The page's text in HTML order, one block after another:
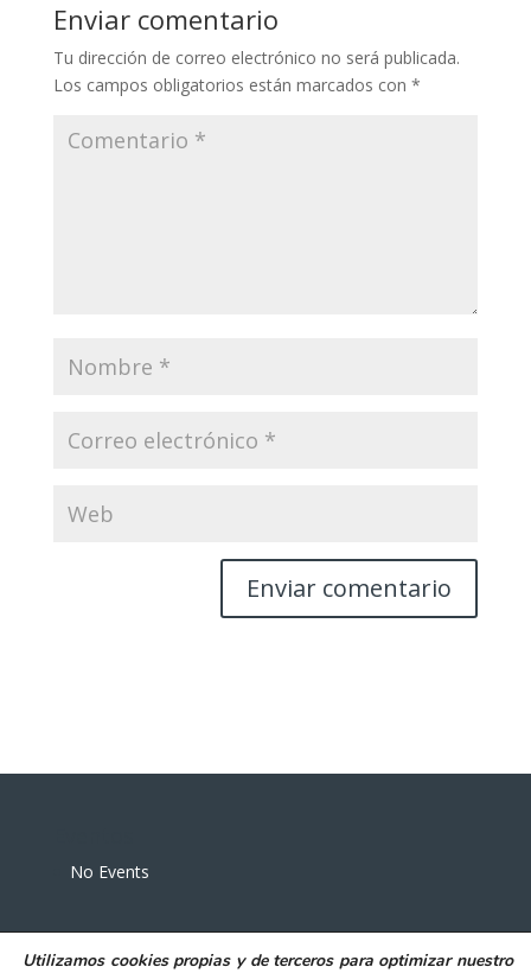
Enviar comentario
Tu dirección de correo electrónico no será publicada.
Los campos obligatorios están marcados con *
No Events
Utilizamos cookies propias y de terceros para optimizar nuestro